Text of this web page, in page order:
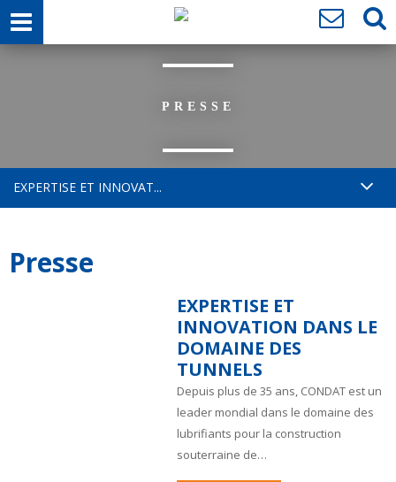
PRESSE
EXPERTISE ET INNOVAT...
Presse
EXPERTISE ET
INNOVATION DANS LE
DOMAINE DES
TUNNELS
Depuis plus de 35 ans, CONDAT est un
leader mondial dans le domaine des
lubrifiants pour la construction
souterraine de…